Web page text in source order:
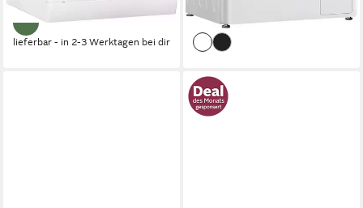
lieferbar - in 2-3 Werktagen bei dir
lieferbar - in 2-3 Werktagen bei dir